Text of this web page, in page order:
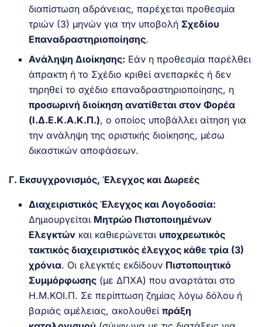
διαπίστωση αδράνειας, παρέχεται προθεσμία
τριών (3) μηνών για την υποβολήΣχεδίου
Επαναδραστηριοποίησης.
Ανάληψη Διοίκησης: Εάν η προθεσμία παρέλθει
άπρακτη ή το Σχέδιο κριθεί ανεπαρκές ή δεν
τηρηθεί το σχέδιο επαναδραστηριοποίησης, η
προσωρινή διοίκηση ανατίθεται στον Φορέα
(Ι.Δ.Ε.Κ.Α.Κ.Π.), ο οποίος υποβάλλει αίτηση για
την ανάληψη της οριστικής διοίκησης, μέσω
δικαστικών αποφάσεων.
Γ. Εκσυγχρονισμός, Έλεγχος και Δωρεές
Διαχειριστικός Έλεγχος και Λογοδοσία:
Δημιουργείται Μητρώο Πιστοποιημένων
Ελεγκτών και καθιερώνεται υποχρεωτικός
τακτικός διαχειριστικός έλεγχος κάθε τρία (3)
χρόνια. Οι ελεγκτές εκδίδουν Πιστοποιητικό
Συμμόρφωσης (με ΔΠΧΑ) που αναρτάται στο
Η.Μ.ΚΟΙ.Π. Σε περίπτωση ζημίας λόγω δόλου ή
βαριάς αμέλειας, ακολουθείπράξη